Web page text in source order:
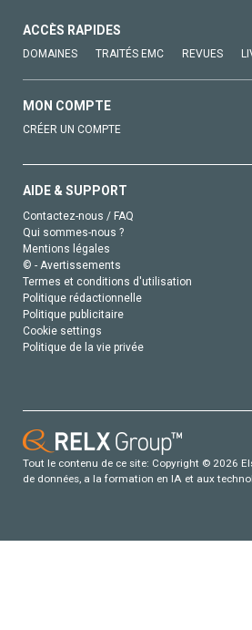
ACCÈS RAPIDES
DOMAINES TRAITÉS EMC REVUES
MON COMPTE
CRÉER UN COMPTE
AIDE & SUPPORT
Contactez-nous / FAQ
Qui sommes-nous ?
Mentions légales
© - Avertissements
Termes et conditions d'utilisation
Politique rédactionnelle
Politique publicitaire
Cookie settings
Politique de la vie privée
Tout le contenu de ce site: Copyright © 2026
de données, a la formation en IA et aux